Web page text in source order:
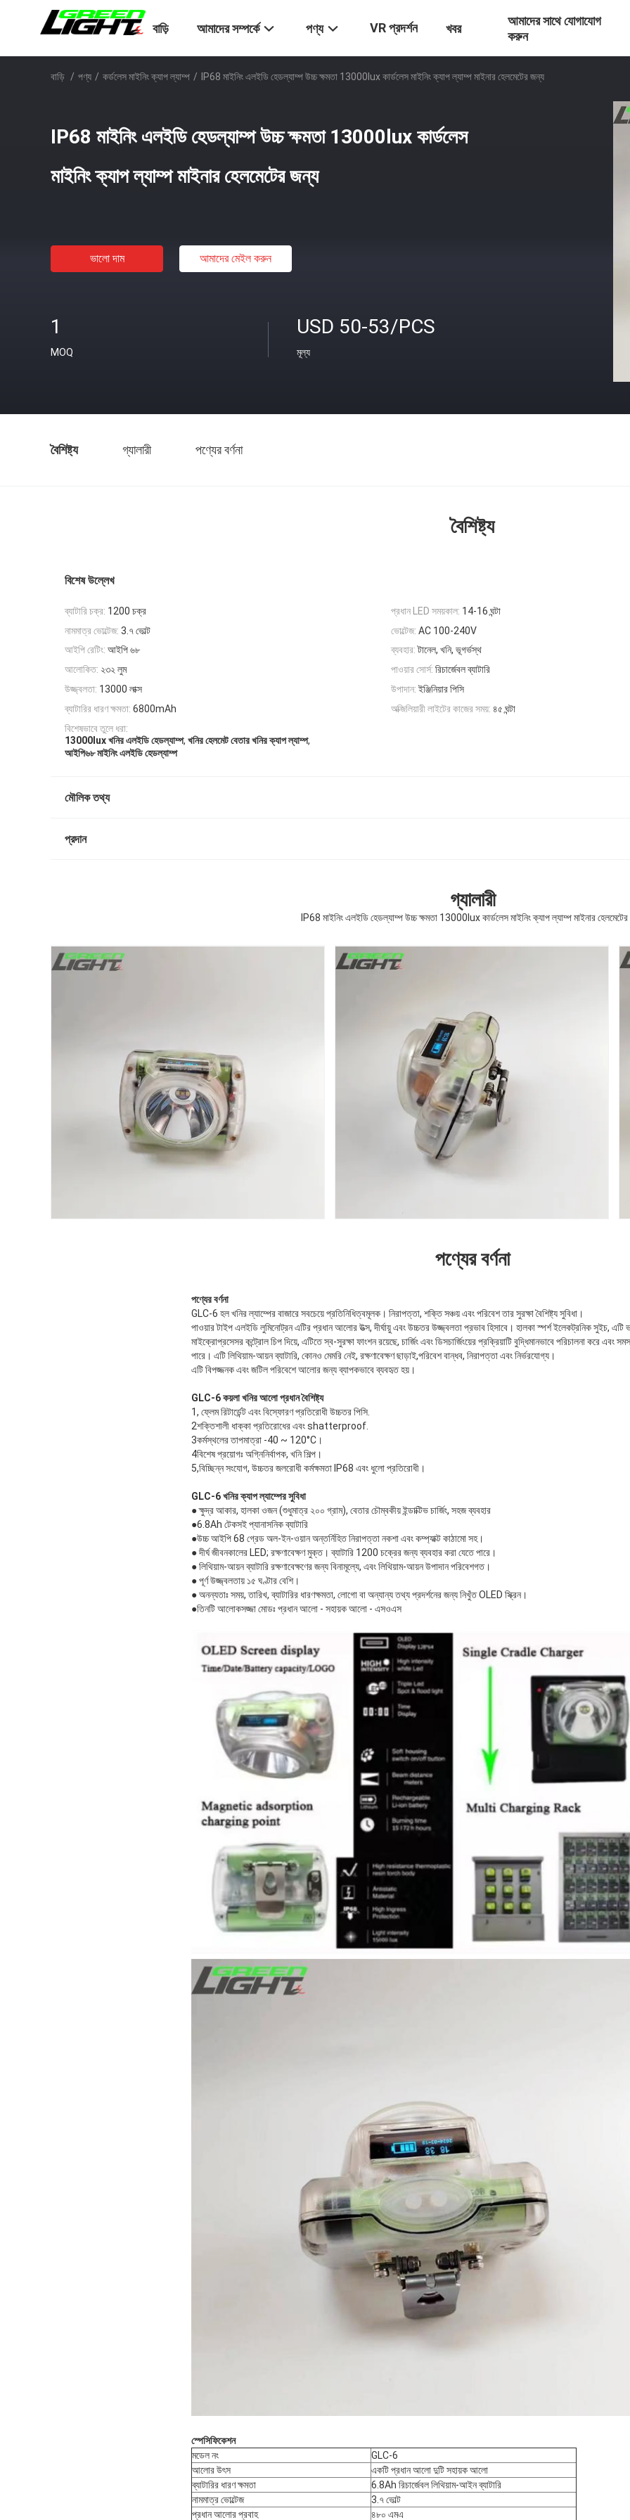
বাড়ি আমাদের সম্পর্কে পণ্য VR প্রদর্শন খবর
আমাদের সাথে যোগাযোগ
করুন
বাড়ি / পণ্য / কর্ডলেস মাইনিং ক্যাপ ল্যাম্প / IP68 মাইনিং এলইডি হেডল্যাম্প উচ্চ ক্ষমতা 13000lux কার্ডলেস মাইনিং ক্যাপ ল্যাম্প মাইনার হেলমেটের জন্য
IP68 মাইনিং এলইডি হেডল্যাম্প উচ্চ ক্ষমতা 13000lux কার্ডলেস
মাইনিং ক্যাপ ল্যাম্প মাইনার হেলমেটের জন্য
ভালো দাম আমাদের মেইল ​​করুন
1
MOQ
USD 50-53/PCS
মূল্য
বৈশিষ্ট্য গ্যালারী পণ্যের বর্ণনা
বৈশিষ্ট্য
বিশেষ উল্লেখ
ব্যাটারি চক্র: 1200 চক্র প্রধান LED সময়কাল: 14-16 ঘন্টা
নামমাত্র ভোল্টেজ: 3.৭ ভোল্ট ভোল্টেজ: AC 100-240V
আইপি রেটিং: আইপি ৬৮ ব্যবহার: টানেল, খনি, ভূগর্ভস্থ
আলোকিত: ২৩২ লুম পাওয়ার সোর্স: রিচার্জেবল ব্যাটারি
উজ্জ্বলতা: 13000 লাক্স উপাদান: ইঞ্জিনিয়ার পিসি
ব্যাটারির ধারণ ক্ষমতা: 6800mAh অক্জিলিয়ারী লাইটের কাজের সময়: ৪৫ ঘন্টা
বিশেষভাবে তুলে ধরা:
13000lux খনির এলইডি হেডল্যাম্প, খনির হেলমেট বেতার খনির ক্যাপ ল্যাম্প,
আইপি৬৮ মাইনিং এলইডি হেডল্যাম্প
মৌলিক তথ্য
প্রদান
গ্যালারী
IP68 মাইনিং এলইডি হেডল্যাম্প উচ্চ ক্ষমতা 13000lux কার্ডলেস মাইনিং ক্যাপ ল্যাম্প মাইনার
পণ্যের বর্ণনা
পণ্যের বর্ণনা
GLC-6 হল খনির ল্যাম্পের বাজারে সবচেয়ে প্রতিনিধিত্বমূলক। নিরাপত্তা, শক্তি সঞ্চয় এবং পরিবেশ তার সুরক্ষা বৈশিষ্ট্য সুবিধা।
পাওয়ার টাইপ এলইডি লুমিনোট্রন এটির প্রধান আলোর উত্স, দীর্ঘায়ু এবং উচ্চতর উজ্জ্বলতা প্রভাব হিসাবে। হালকা স্পর্শ ইলেকট্রনিক সুইচ,
মাইক্রোপ্রসেসর কন্ট্রোল চিপ দিয়ে, এটিতে স্ব-সুরক্ষা ফাংশন রয়েছে, চার্জিং এবং ডিসচার্জিংয়ের প্রক্রিয়াটি বুদ্ধিমানভাবে পরিচালনা করে এবং
পারে। এটি লিথিয়াম-আয়ন ব্যাটারি, কোনও মেমরি নেই, রক্ষণাবেক্ষণ ছাড়াই,পরিবেশ বান্ধব, নিরাপত্তা এবং নির্ভরযোগ্য।
এটি বিপজ্জনক এবং জটিল পরিবেশে আলোর জন্য ব্যাপকভাবে ব্যবহৃত হয়।
GLC-6 কয়লা খনির আলো প্রধান বৈশিষ্ট্য
1, ফ্লেম রিটার্ডেন্ট এবং বিস্ফোরণ প্রতিরোধী উচ্চতর পিসি.
2শক্তিশালী ধাক্কা প্রতিরোধের এবং shatterproof.
3কর্মস্থলের তাপমাত্রা -40 ~ 120°C।
4বিশেষ প্রয়োগঃ অগ্নিনির্বাপক, খনি শিল্প।
5,বিচ্ছিন্ন সংযোগ, উচ্চতর জলরোধী কর্মক্ষমতা IP68 এবং ধুলো প্রতিরোধী।
GLC-6 খনির ক্যাপ ল্যাম্পের সুবিধা
● ক্ষুদ্র আকার, হালকা ওজন (শুধুমাত্র ২০০ গ্রাম), বেতার চৌম্বকীয় ইন্ডাক্টিভ চার্জিং, সহজ ব্যবহার
●6.8Ah টেকসই প্যানাসনিক ব্যাটারি
●উচ্চ আইপি 68 গ্রেড অল-ইন-ওয়ান অন্তর্নিহিত নিরাপত্তা নকশা এবং কম্প্যাক্ট কাঠামো সহ।
● দীর্ঘ জীবনকালের LED; রক্ষণাবেক্ষণ মুক্ত। ব্যাটারি 1200 চক্রের জন্য ব্যবহার করা যেতে পারে।
● লিথিয়াম-আয়ন ব্যাটারি রক্ষণাবেক্ষণের জন্য বিনামূল্যে, এবং লিথিয়াম-আয়ন উপাদান পরিবেশগত।
● পূর্ণ উজ্জ্বলতায় ১৫ ঘণ্টার বেশি।
● অনন্যতাঃ সময়, তারিখ, ব্যাটারির ধারণক্ষমতা, লোগো বা অন্যান্য তথ্য প্রদর্শনের জন্য নিখুঁত OLED স্ক্রিন।
●তিনটি আলোকসজ্জা মোডঃ প্রধান আলো - সহায়ক আলো - এসওএস
স্পেসিফিকেশন
মডেল নং
GLC-6
আলোর উৎস
একটি প্রধান আলো দুটি সহায়ক আলো
ব্যাটারির ধারণ ক্ষমতা
6.8Ah রিচার্জেবল লিথিয়াম-আইন ব্যাটারি
নামমাত্র ভোল্টেজ
3.৭ ভোল্ট
প্রধান আলোর প্রবাহ
৪৮০ এমএ